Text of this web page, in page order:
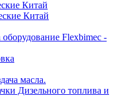
Китай
Китай
Flexbimeс -
масла.
Дизельного топлива и